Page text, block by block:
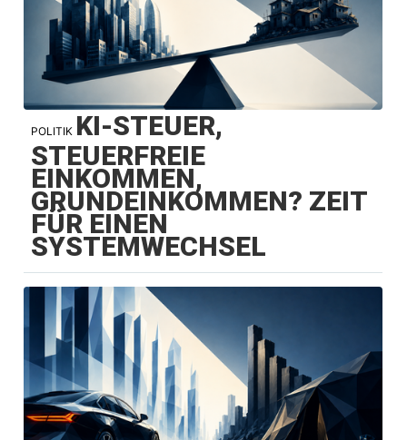
POLITIK KI-STEUER,
STEUERFREIE
EINKOMMEN,
GRUNDEINKOMMEN? ZEIT
FÜR EINEN
SYSTEMWECHSEL